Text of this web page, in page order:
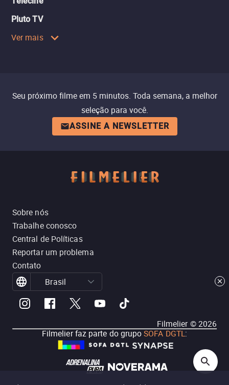
Pluto TV
Ver mais
Seu próximo filme em 5 minutos. Toda semana, a melhor
seleção para você.
ASSINE A NEWSLETTER
Sobre nós
Trabalhe conosco
Central de Políticas
Reportar um problema
Contato
Brasil
Filmelier ©2026
Filmelier faz parte do grupoSOFA DGTL: